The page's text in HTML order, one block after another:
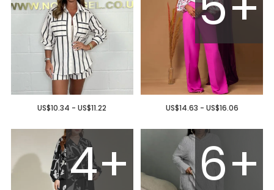
US$14.63 - US$16.06
US$10.34 - US$11.22
6+
4+